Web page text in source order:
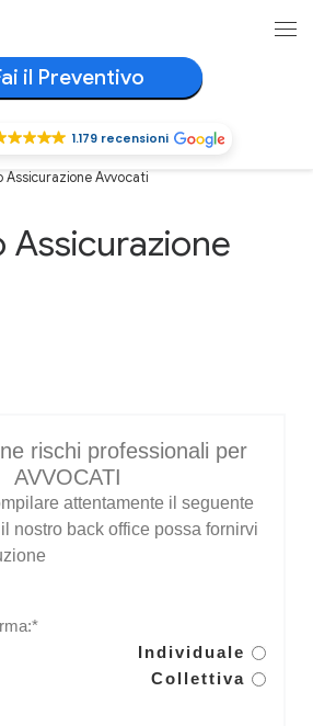
il Preventivo
1.179 recensioni
Assicurazione Avvocati
Assicurazione
rischi professionali per
AVVOCATI
attentamente il seguente
nostro back office possa fornirvi
Individuale
Collettiva